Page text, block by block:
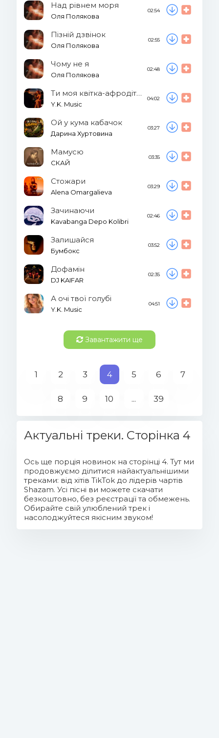
Над рівнем моря
Оля Полякова
02:54
Пізній дзвінок
Оля Полякова
02:55
Чому не я
Оля Полякова
02:48
Ти моя квітка-афродітка!
Y.K. Music
04:02
Ой у кума кабачок
Дарина Хуртовина
03:27
Мамусю
СКАЙ
03:35
Стожари
Alena Omargalieva
03:29
Зачинаючи
Kavabanga Depo Kolibri
02:46
Залишайся
Бумбокс
03:52
Дофамін
DJ KAIFAR
02:35
А очі твої голубі
Y.K. Music
04:51
Завантажити ще
1 2 3 4 5 6 7
8 9 10 ... 39
Актуальні треки. Сторінка 4
Ось ще порція новинок на сторінці 4. Тут ми
продовжуємо ділитися найактуальнішими
треками: від хітів TikTok до лідерів чартів
Shazam. Усі пісні ви можете скачати
безкоштовно, без реєстрації та обмежень.
Обирайте свій улюблений трек і
насолоджуйтеся якісним звуком!